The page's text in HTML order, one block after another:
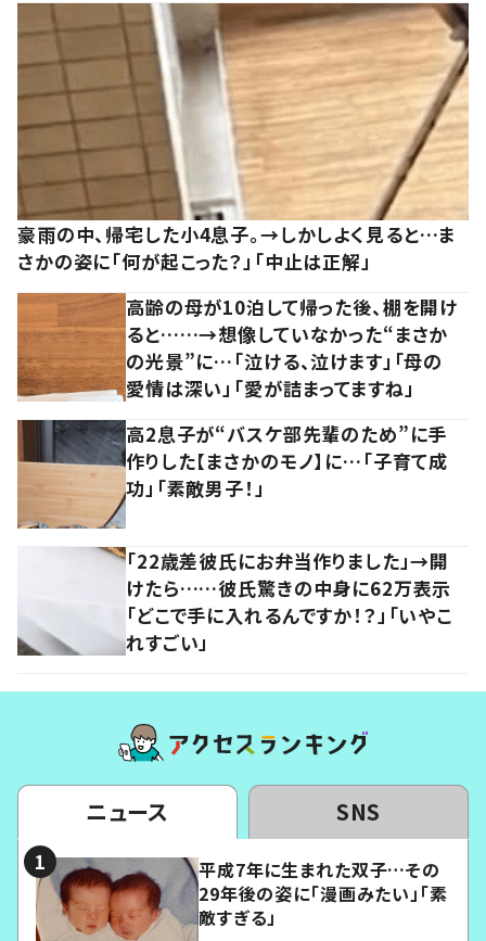
豪雨の中、帰宅した小4息子。→しかしよく見ると…ま
さかの姿に「何が起こった？」「中止は正解」
高齢の母が10泊して帰った後、棚を開け
ると……→想像していなかった“まさか
の光景”に…「泣ける、泣けます」「母の
愛情は深い」「愛が詰まってますね」
高2息子が“バスケ部先輩のため”に手
作りした【まさかのモノ】に…「子育て成
功」「素敵男子！」
「22歳差彼氏にお弁当作りました」→開
けたら……彼氏驚きの中身に62万表示
「どこで手に入れるんですか！？」「いやこ
れすごい」
ニュース SNS
平成7年に生まれた双子…その
29年後の姿に「漫画みたい」「素
敵すぎる」